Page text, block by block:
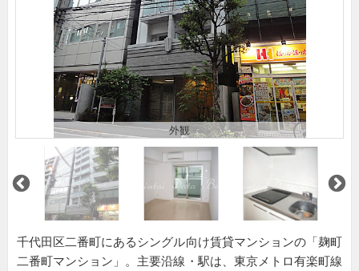
外観
千代田区二番町にあるシングル向け賃貸マンションの「麹町
二番町マンション」。主要沿線・駅は、東京メトロ有楽町線